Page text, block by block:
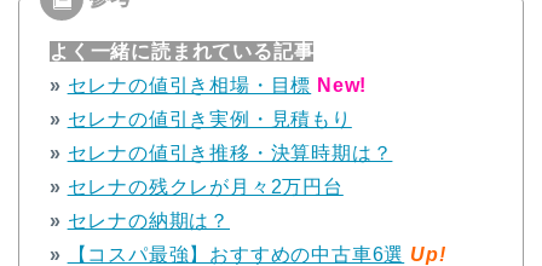
よく一緒に読まれている記事
» セレナの値引き相場・目標 New!
» セレナの値引き実例・見積もり
» セレナの値引き推移・決算時期は？
» セレナの残クレが月々2万円台
» セレナの納期は？
»
【コスパ最強】おすすめの中古車6選 Up!